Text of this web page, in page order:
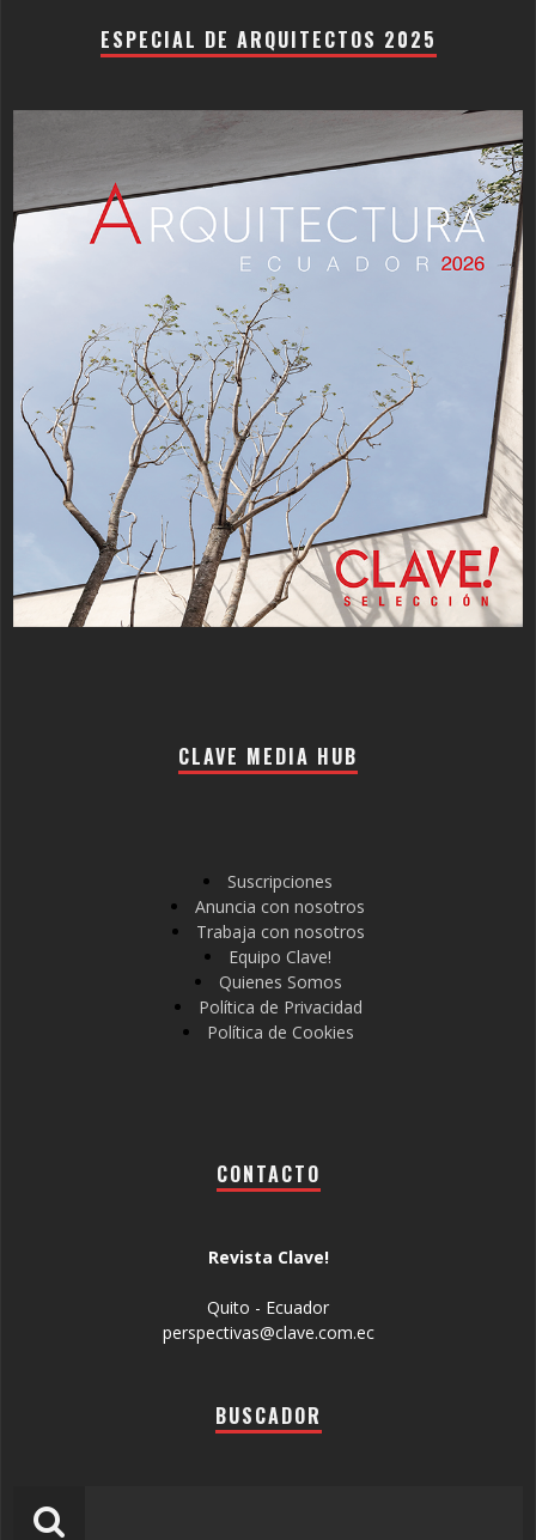
ESPECIAL DE ARQUITECTOS 2025
CLAVE MEDIA HUB
Suscripciones
Anuncia con nosotros
Trabaja con nosotros
Equipo Clave!
Quienes Somos
Política de Privacidad
Política de Cookies
CONTACTO
Revista Clave!
Quito - Ecuador
perspectivas@clave.com.ec
BUSCADOR